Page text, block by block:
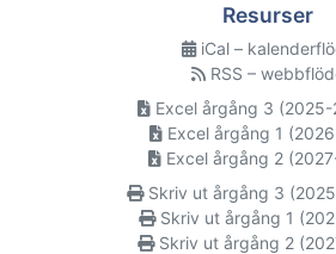
Resurser
iCal –
RSS –
Excel årgång 3
Excel årgång 1
Excel årgång 2
Skriv ut årgång 3
Skriv ut årgång 1
Skriv ut årgång 2